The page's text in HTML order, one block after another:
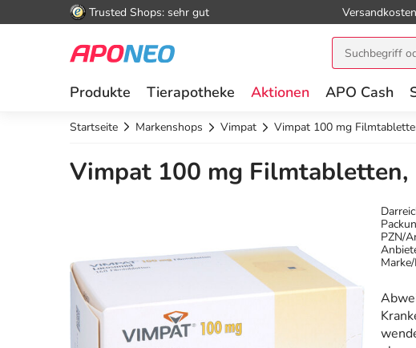
Trusted Shops: sehr gut
Produkte Tierapotheke Aktionen APO Cash
Startseite Markenshops Vimpat Vimpat 100 mg
Vimpat 100 mg Filmtabletten,
PZN/